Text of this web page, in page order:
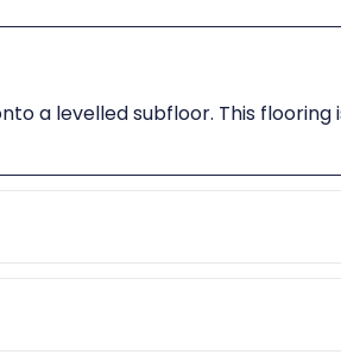
a levelled subfloor. This